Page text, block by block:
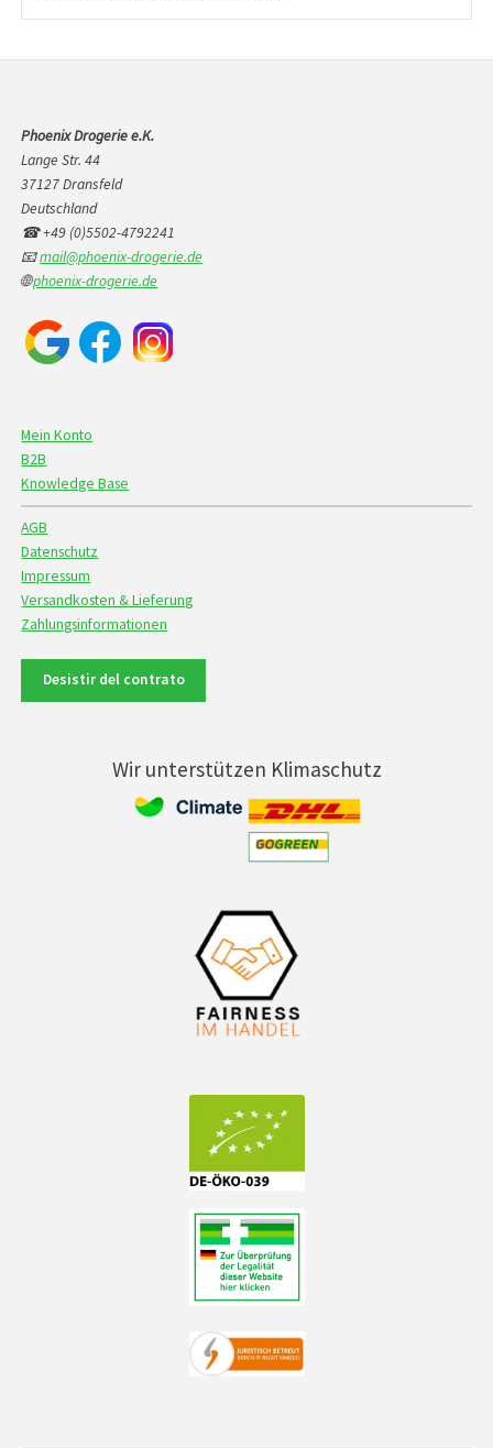
Phoenix Drogerie e.K.
Lange Str. 44
37127 Dransfeld
Deutschland
☎ +49 (0)5502-4792241
📧mail@phoenix-drogerie.de
🌐phoenix-drogerie.de
Mein Konto
B2B
Knowledge Base
AGB
Datenschutz
Impressum
Versandkosten & Lieferung
Zahlungsinformationen
Desistir del contrato
Wir unterstützen Klimaschutz